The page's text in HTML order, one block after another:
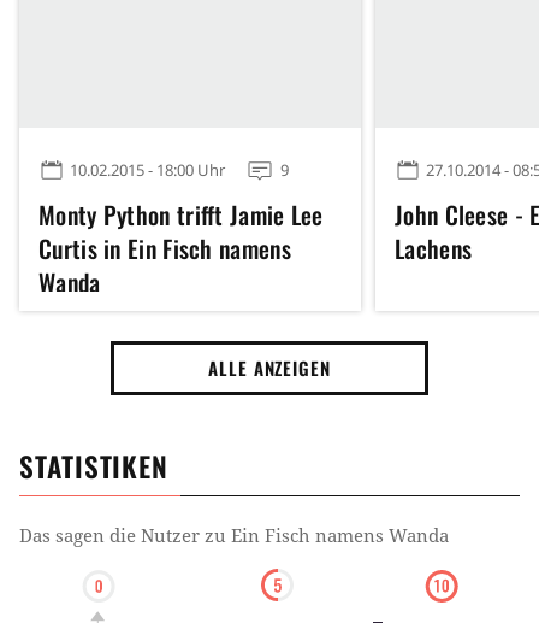
10.02.2015 - 18:00 Uhr 9
Monty Python trifft Jamie Lee
Curtis in Ein Fisch namens
Wanda
27.10.2014 -
John Cleese -
Lachens
ALLE ANZEIGEN
STATISTIKEN
Das sagen die Nutzer zu Ein Fisch namens Wanda